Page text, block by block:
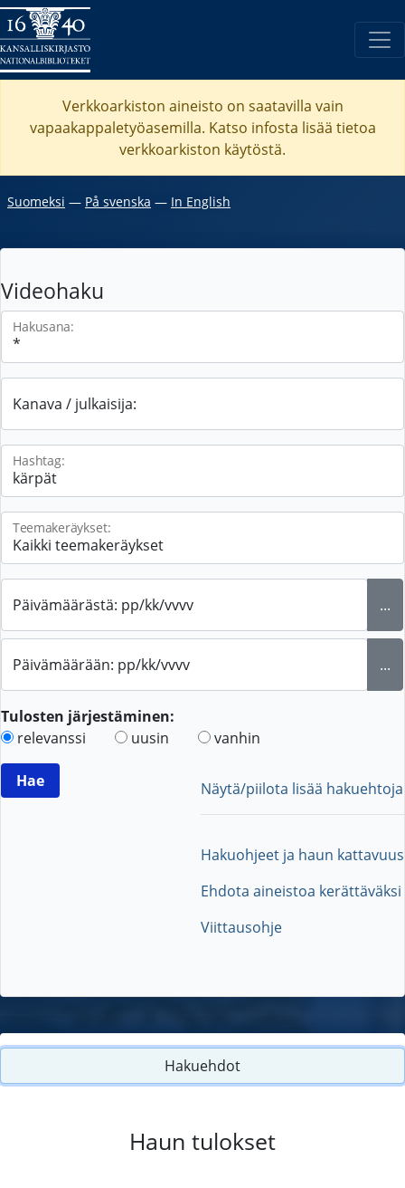
Verkkoarkiston aineisto on saatavilla vain
vapaakappaletyöasemilla. Katso infosta lisää tietoa
verkkoarkiston käytöstä.
Suomeksi ― På svenska ― In English
Videohaku
Hakusana:
Kanava / julkaisija:
Hashtag:
Teemakeräykset:
Päivämäärästä: pp/kk/vvvv ...
Päivämäärään: pp/kk/vvvv ...
Tulosten järjestäminen:
relevanssi
uusin vanhin
Näytä/piilota lisää hakuehtoja
Hakuohjeet ja haun kattavuus
Ehdota aineistoa kerättäväksi
Viittausohje
Hakuehdot
Haun tulokset